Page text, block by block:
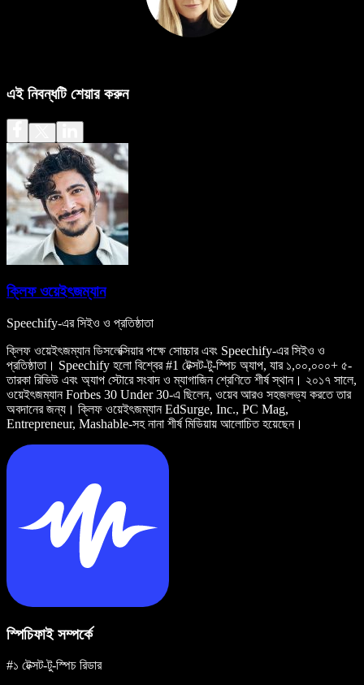
এই নিবন্ধটি শেয়ার করুন
ক্লিফ ওয়েইৎজম্যান
Speechify-এর সিইও ও প্রতিষ্ঠাতা
ক্লিফ ওয়েইৎজম্যান ডিসলেক্সিয়ার পক্ষে সোচ্চার এবং Speechify-এর সিইও ও
প্রতিষ্ঠাতা। Speechify হলো বিশ্বের #1 টেক্সট-টু-স্পিচ অ্যাপ, যার ১,০০,০০০+ ৫-
তারকা রিভিউ এবং অ্যাপ স্টোরে সংবাদ ও ম্যাগাজিন শ্রেণিতে শীর্ষ স্থান। ২০১৭ সালে,
ওয়েইৎজম্যান Forbes 30 Under 30-এ ছিলেন, ওয়েব আরও সহজলভ্য করতে তার
অবদানের জন্য। ক্লিফ ওয়েইৎজম্যান EdSurge, Inc., PC Mag,
Entrepreneur, Mashable-সহ নানা শীর্ষ মিডিয়ায় আলোচিত হয়েছেন।
স্পিচিফাই সম্পর্কে
#১ টেক্সট-টু-স্পিচ রিডার